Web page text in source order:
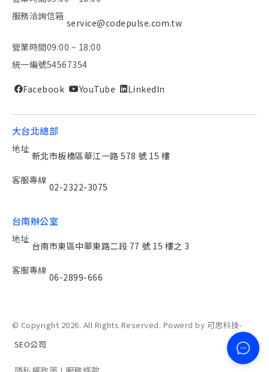
服務洽詢信箱
service@codepulse.com.tw
營業時間09:00 ~ 18:00
統一編號54567354
Facebook YouTube LinkedIn
大台北總部
地址
新北市板橋區華江一路 578 號 15 樓
客服專線
02-2322-3075
台南辦公室
地址
台南市東區中華東路二段 77 號 15 樓之 3
客服專線
06-2899-666
© Copyright 2026. All Rights Reserved. Powerd by 可思科技-
SEO公司